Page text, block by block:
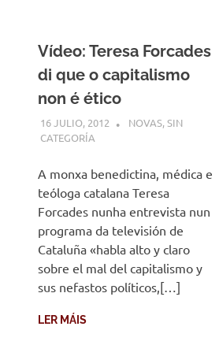
Vídeo: Teresa Forcades
di que o capitalismo
non é ético
16 JULIO, 2012 DESARROLLO
NOVAS,SIN
CATEGORÍA
A monxa benedictina, médica e
teóloga catalana Teresa
Forcades nunha entrevista nun
programa da televisión de
Cataluña «habla alto y claro
sobre el mal del capitalismo y
sus nefastos políticos,[…]
LER MÁIS